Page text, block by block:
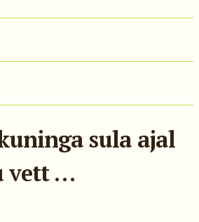
sula ajal
vett …